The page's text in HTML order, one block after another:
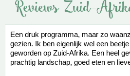
Reviews Zuid-
Een druk programma, maar zo
gezien. Ik ben eigenlijk wel een
geworden op Zuid-Afrika. Een heel
prachtig landschap, goed eten en